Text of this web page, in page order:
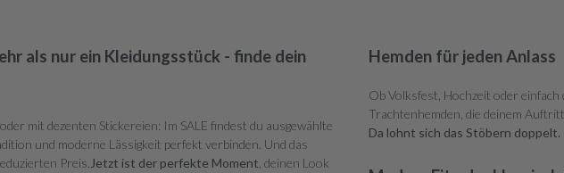
als nur ein Kleidungsstück - finde dein
mit dezenten Stickereien: Im SALE findest du ausgewählte
und moderne Lässigkeit perfekt verbinden. Und das
Preis. Jetzt ist der perfekte Moment , deinen Look
Hemden für jeden Anlass
Ob Volksfest, Hochzeit oder
Trachtenhemden, die deinem
Da lohnt sich das Stöbern doppelt.